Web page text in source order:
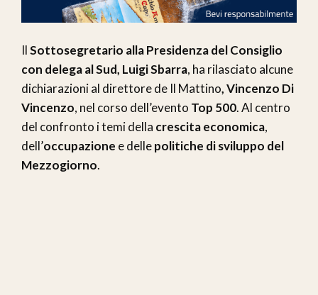
IlSottosegretario alla Presidenza del Consiglio
con delega al Sud, Luigi Sbarra, ha rilasciato alcune
dichiarazioni al direttore de Il Mattino, Vincenzo Di
Vincenzo, nel corso dell’evento Top 500. Al centro
del confronto i temi della crescita economica,
dell’occupazione e dellepolitiche di sviluppo del
Mezzogiorno.